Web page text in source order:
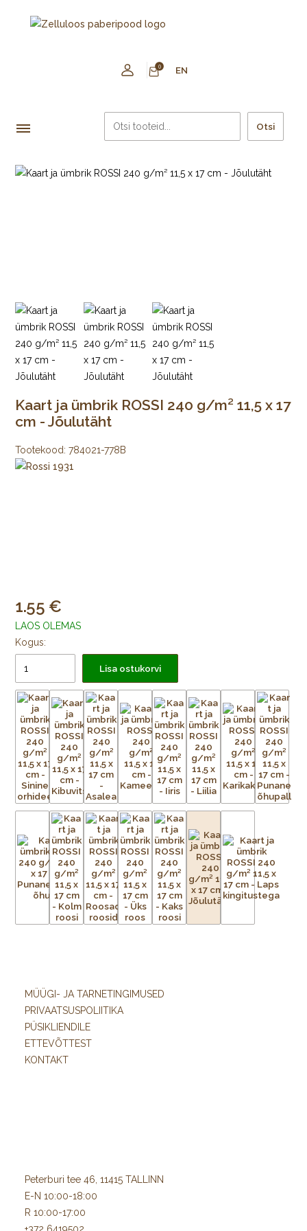
0 EN
Otsi
Kaart ja ümbrik ROSSI 240 g/m² 11,5 x 17
cm - Jõulutäht
Tootekood: 784021-778B
1.55
LAOS OLEMAS
Kogus:
Lisa ostukorvi
MÜÜGI- JA TARNETINGIMUSED
PRIVAATSUSPOLIITIKA
PÜSIKLIENDILE
ETTEVÕTTEST
KONTAKT
Peterburi tee 46, 11415 TALLINN
E-N 10:00-18:00
R 10:00-17:00